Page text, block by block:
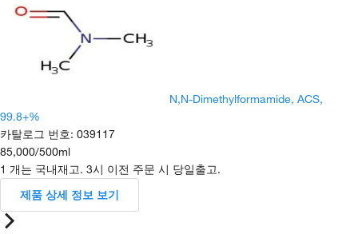
N,N-Dimethylformamide, ACS,
99.8+%
카탈로그 번호: 039117
85,000/500ml
1 개는 국내재고. 3시 이전 주문 시 당일출고.
제품 상세 정보 보기